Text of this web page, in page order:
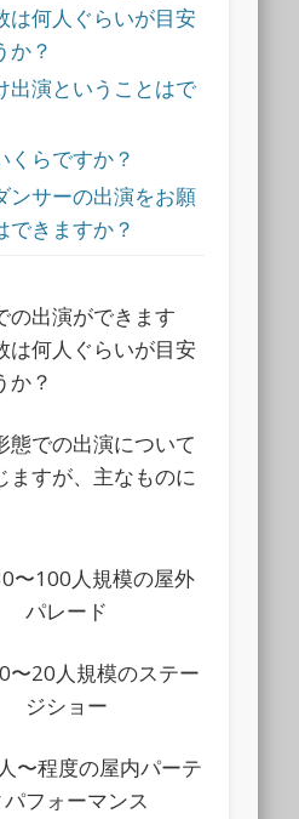
は何人ぐらいが目安
か？
出演ということはで
くらですか？
ンサーの出演をお願
できますか？
の出演ができます
は何人ぐらいが目安
か？
態での出演について
ますが、主なものに
〜100人規模の屋外
パレード
〜20人規模のステー
ジショー
〜程度の屋内パーテ
パフォーマンス